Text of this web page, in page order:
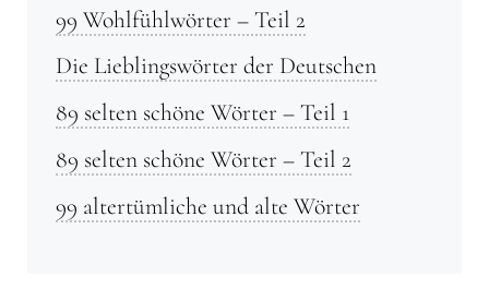
99 Wohlfühlwörter – Teil 2
Die Lieblingswörter der Deutschen
89 selten schöne Wörter – Teil 1
89 selten schöne Wörter – Teil 2
99 altertümliche und alte Wörter